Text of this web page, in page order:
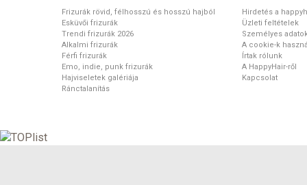
Frizurák rövid, félhosszú és hosszú hajból
Esküvői frizurák
Trendi frizurák 2026
Alkalmi frizurák
Férfi frizurák
Emo, indie, punk frizurák
Hajviseletek galériája
Ránctalanítás
Hirdetés a
Üzleti feltételek
Személyes
A cookie-k
Írtak rólunk
A HappyHair-ről
Kapcsolat